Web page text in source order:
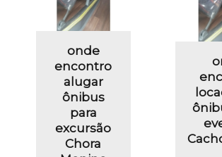
onde
encontro
alugar
ônibus
para
excursão
Chora